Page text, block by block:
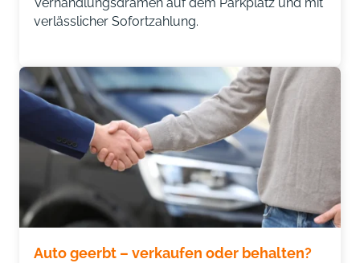
verlässlicher Sofortzahlung.
Auto geerbt – verkaufen oder behalten?